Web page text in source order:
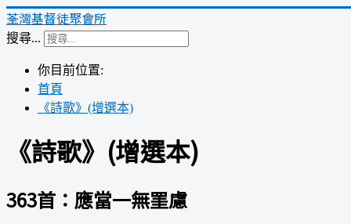
荃灣基督徒聚會所
搜尋...
你目前位置:
首頁
《詩歌》(增選本)
《詩歌》(增選本)
363首：應當一無罣慮